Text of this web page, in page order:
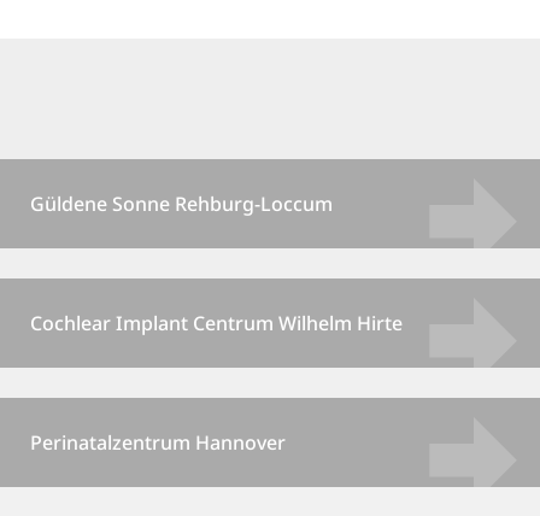
Güldene Sonne Rehburg-Loccum
Cochlear Implant Centrum Wilhelm Hirte
Perinatalzentrum Hannover